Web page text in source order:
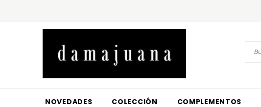
NOVEDADES COLECCIÓN COMPLEMENTOS